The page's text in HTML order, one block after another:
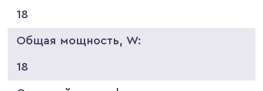
18
Общая мощность, W:
18